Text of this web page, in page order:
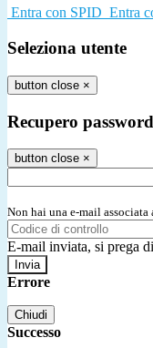
Entra con SPID Entra
Seleziona utente
button close ×
Recupero password
button close ×
Non hai una e-mail
E-mail inviata, si prega
Errore
Chiudi
Successo